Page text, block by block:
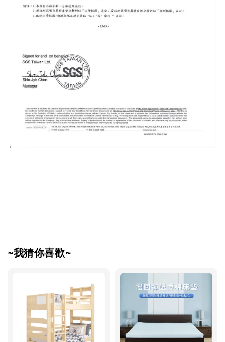
~我猜你喜歡~